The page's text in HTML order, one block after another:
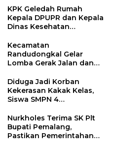
KPK Geledah Rumah
Kepala DPUPR dan Kepala
Dinas Kesehatan
Kecamatan
Randudongkal Gelar
Lomba Gerak Jalan dan
HUT RI ke-81
Diduga Jadi Korban
Kekerasan Kakak Kelas,
Siswa SMPN 4
Dunia
Nurkholes Terima SK Plt
Bupati Pemalang,
Pastikan Pemerintahan